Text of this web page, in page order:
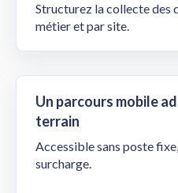
Structurez la collecte des
métier et par site.
Un parcours mobile
terrain
Accessible sans poste
surcharge.